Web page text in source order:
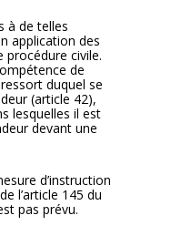
à de telles
application des
procédure civile.
de
duquel se
(article 42),
lesquelles il est
devant une
d’instruction
l’article 145 du
pas prévu.